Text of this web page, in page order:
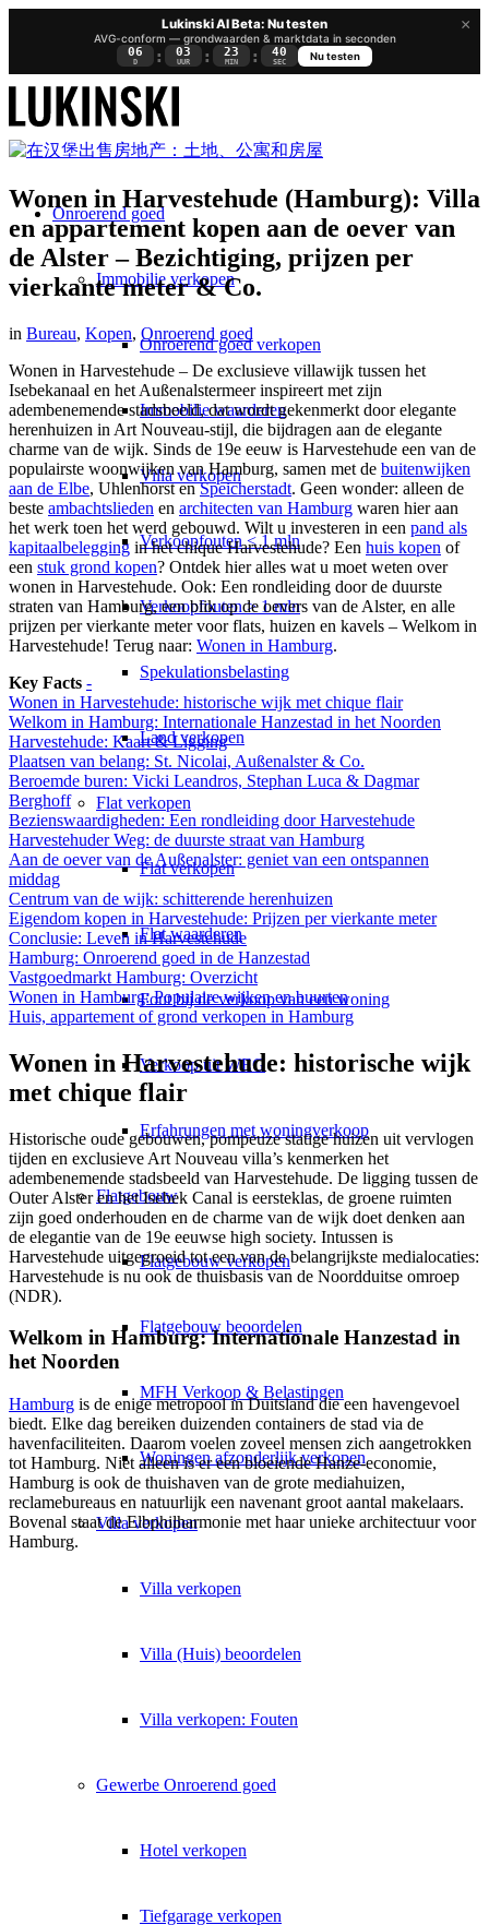
×
Lukinski AI Beta: Nu testen
AVG-conform — grondwaarden & marktdata in seconden
06
D : 03
UUR : 23
MIN : 39
SEC
Nu testen
Onroerend goed
Immobilie verkopen
Onroerend goed verkopen
Immobilie waarderen
Villa verkopen
Verkoopfouten < 1 mln
Verkoopfouten > 1 mln
Spekulationsbelasting
Land verkopen
Flat verkopen
Flat verkopen
Flat waarderen
Fout bij de verkoop van een woning
Verkoop uit WEG
Erfahrungen met woningverkoop
Flatgebouw
Flatgebouw verkopen
Flatgebouw beoordelen
MFH Verkoop & Belastingen
Woningen afzonderlijk verkopen
Villaverkopen
Villa verkopen
Villa (Huis) beoordelen
Villa verkopen: Fouten
Gewerbe Onroerend goed
Hotel verkopen
Tiefgarage verkopen
Wonen in Harvestehude (Hamburg): Villa
en appartement kopen aan de oever van
de Alster – Bezichtiging, prijzen per
vierkante meter & Co.
in Bureau, Kopen, Onroerend goed
Wonen in Harvestehude – De exclusieve villawijk tussen het
Isebekanaal en het Außenalstermeer inspireert met zijn
adembenemende stadsbeeld, dat wordt gekenmerkt door elegante
herenhuizen in Art Nouveau-stijl, die bijdragen aan de elegante
charme van de wijk. Sinds de 19e eeuw is Harvestehude een van de
populairste woonwijken van Hamburg, samen met de buitenwijken
aan de Elbe, UhlenhorstenSpeicherstadt. Geen wonder: alleen de
beste ambachtslieden en architecten van Hamburg waren hier aan
het werk toen het werd gebouwd. Wilt u investeren in een pand als
kapitaalbelegging in het chique Harvestehude? Een huis kopen of
een stuk grond kopen? Ontdek hier alles wat u moet weten over
wonen in Harvestehude. Ook: Een rondleiding door de duurste
straten van Hamburg, een blik op de oevers van de Alster, en alle
prijzen per vierkante meter voor flats, huizen en kavels – Welkom in
Harvestehude! Terug naar: Wonen in Hamburg.
Key Facts -
Wonen in Harvestehude: historische wijk met chique flair
Welkom in Hamburg: Internationale Hanzestad in het Noorden
Harvestehude: Kaart & Ligging
Plaatsen van belang: St. Nicolai, Außenalster & Co.
Beroemde buren: Vicki Leandros, Stephan Luca & Dagmar
Berghoff
Bezienswaardigheden: Een rondleiding door Harvestehude
Harvestehuder Weg: de duurste straat van Hamburg
Aan de oever van de Außenalster: geniet van een ontspannen
middag
Centrum van de wijk: schitterende herenhuizen
Eigendom kopen in Harvestehude: Prijzen per vierkante meter
Conclusie: Leven in Harvestehude
Hamburg: Onroerend goed in de Hanzestad
Vastgoedmarkt Hamburg: Overzicht
Wonen in Hamburg: Populaire wijken en buurten
Huis, appartement of grond verkopen in Hamburg
Wonen in Harvestehude: historische wijk
met chique flair
Historische oude gebouwen, pompeuze statige huizen uit vervlogen
tijden en exclusieve Art Nouveau villa’s kenmerken het
adembenemende stadsbeeld van Harvestehude. De ligging tussen de
Outer Alster en het Isebek Canal is eersteklas, de groene ruimten
zijn goed onderhouden en de charme van de wijk doet denken aan
de elegantie van de 19e eeuwse high society. Intussen is
Harvestehude uitgegroeid tot een van de belangrijkste medialocaties:
Harvestehude is nu ook de thuisbasis van de Noordduitse omroep
(NDR).
Welkom in Hamburg: Internationale Hanzestad in
het Noorden
Hamburg is de enige metropool in Duitsland die een havengevoel
biedt. Elke dag bereiken duizenden containers de stad via de
havenfaciliteiten. Daarom voelen zoveel mensen zich aangetrokken
tot Hamburg. Niet alleen is er een bloeiende Hanze-economie,
Hamburg is ook de thuishaven van de grote mediahuizen,
reclamebureaus en natuurlijk een navenant groot aantal makelaars.
Bovenal staat de Elbphilharmonie met haar unieke architectuur voor
Hamburg.